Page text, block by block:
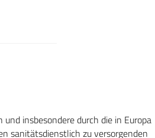
insbesondere durch die in Europa
sanitätsdienstlich zu versorgenden